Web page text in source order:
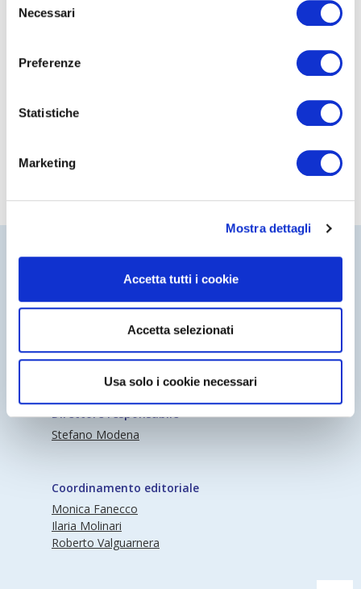
delNecessari
Preferenze
Statistiche
Marketing
Mostra dettagli
Accetta tutti i cookie
Accetta selezionati
Usa solo i cookie necessari
Condividi articolo:
Periodico Nedcommunity Reg. Tribunale di
Milano n° 341 (17/07/2009) Editore:
Direttore responsabile
Stefano Modena
Coordinamento editoriale
Monica Fanecco
Ilaria Molinari
Roberto Valguarnera